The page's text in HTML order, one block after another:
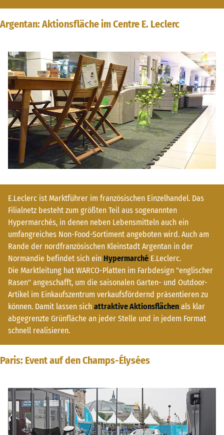
Argentan: Aktionsfläche im Centre E. Leclerc
E.Leclerc ist Marktführer im französischen Einzelhandel. Das
Filialnetz besteht zum größten Teil aus sogenannten
Hypermarchés, in denen neben Lebensmitteln auch ein
umfangreiches Non-Food-Sortiment angeboten wird. Auch am
Rande der nordfranzösischen Kleinstadt Argentan in der
Normandie befindet sich ein Hypermarché E.Leclerc.
Die Marktleitung hat WARCO-Platten im Farbdesign "englischer
Rasen" angeschafft, um die saisonalen Garten- und Outdoor-
Artikel im Einkaufszentrum verkaufsfördernd präsentieren zu
können. Damit lassen sich attraktive Aktionsflächen als klar
abgegrenzte Grünfläche an jeder Stelle und in jedem Format
schnell realisieren.
Paris: Event auf den Champs-Élysées